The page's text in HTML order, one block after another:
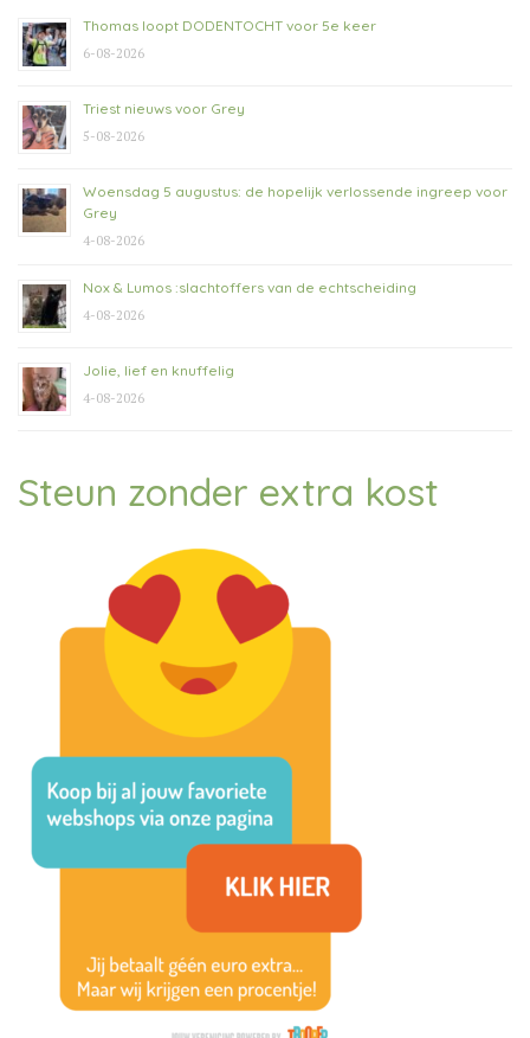
Thomas loopt DODENTOCHT voor 5e keer
6-08-2026
Triest nieuws voor Grey
5-08-2026
Woensdag 5 augustus: de hopelijk verlossende ingreep voor
Grey
4-08-2026
Nox & Lumos :slachtoffers van de echtscheiding
4-08-2026
Jolie, lief en knuffelig
4-08-2026
Steun zonder extra kost